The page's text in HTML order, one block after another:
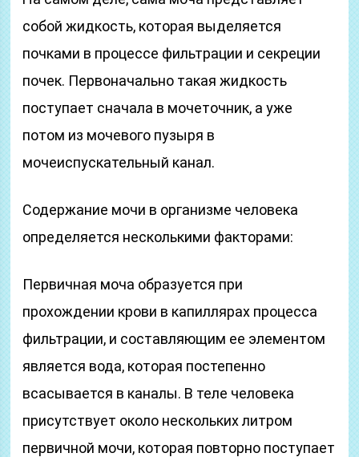
собой жидкость, которая выделяется
почками в процессе фильтрации и секреции
почек. Первоначально такая жидкость
поступает сначала в мочеточник, а уже
потом из мочевого пузыря в
мочеиспускательный канал.
Содержание мочи в организме человека
определяется несколькими факторами:
Первичная моча образуется при
прохождении крови в капиллярах процесса
фильтрации, и составляющим ее элементом
является вода, которая постепенно
всасывается в каналы. В теле человека
присутствует около нескольких литром
первичной мочи, которая повторно поступает